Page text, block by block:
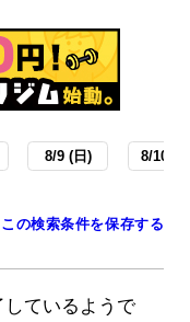
8/9 (日) 8/10 (
この検索条件を保存する
ているようで